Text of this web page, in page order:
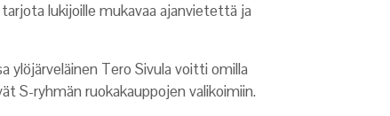
lukijoille mukavaa ajanvietettä ja
ylöjärveläinen Tero Sivula voitti omilla
S-ryhmän ruokakauppojen valikoimiin.